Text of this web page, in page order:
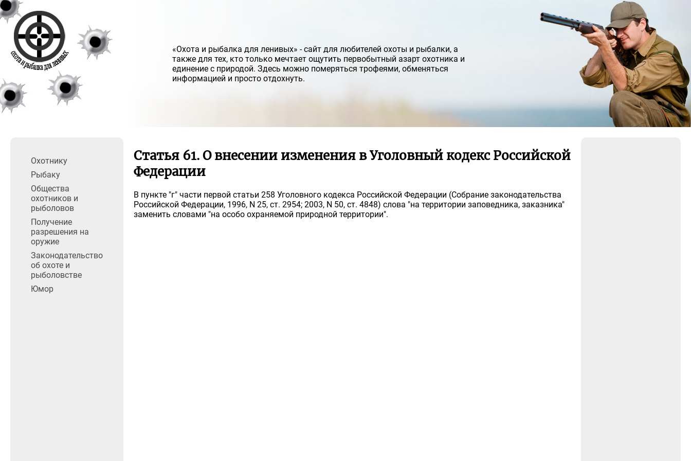
«Охота и рыбалка для ленивых» - сайт для любителей охоты и рыбалки, а
также для тех, кто только мечтает ощутить первобытный азарт охотника и
единение с природой. Здесь можно померяться трофеями, обменяться
информацией и просто отдохнуть.
Охотнику
Рыбаку
Общества
охотников и
рыболовов
Получение
разрешения на
оружие
Законодательство
об охоте и
рыболовстве
Юмор
Статья 61. О внесении изменения в Уголовный кодекс Российской
Федерации
В пункте "г" части первой статьи 258 Уголовного кодекса Российской Федерации (Собрание законодательства
Российской Федерации, 1996, N 25, ст. 2954; 2003, N 50, ст. 4848) слова "на территории заповедника, заказника"
заменить словами "на особо охраняемой природной территории".